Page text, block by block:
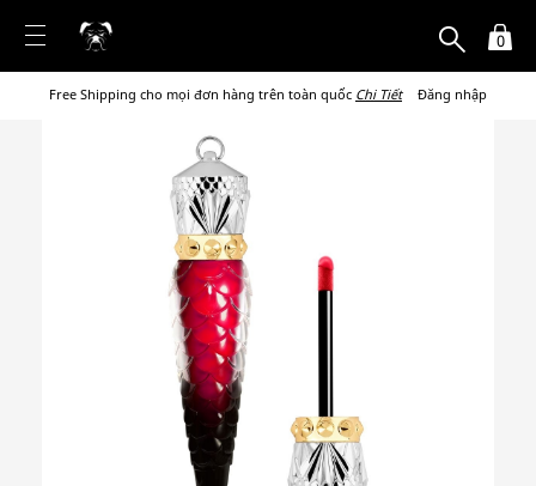
0
Free Shipping cho mọi đơn hàng trên toàn quốc Chi Tiết Đăng nhập